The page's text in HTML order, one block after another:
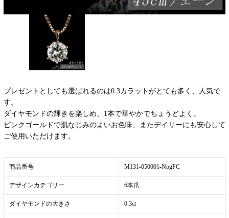
プレゼントとしても選ばれるのは0.3カラットがとても多く、人気で
す。
ダイヤモンドの輝きを楽しめ、1本で華やかでちょうどよく。
ピンクゴールドで肌なじみのよいお色味、またデイリーにも安心して
ご使用いただけます。
商品番号 M131-050001-NpgFC
デザインカテゴリー 6本爪
ダイヤモンドの大きさ 0.3ct